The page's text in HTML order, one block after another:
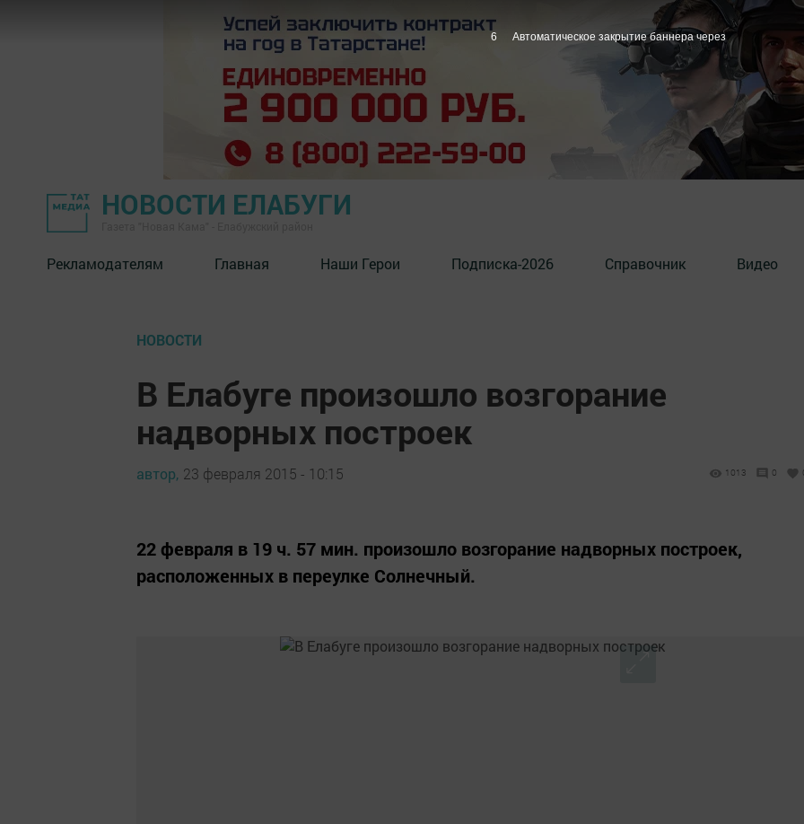
НОВОСТИ ЕЛАБУГИ
Рекламодателям Главная Наши Герои Подписка-2026 Справочник Видео
НОВОСТИ
В Елабуге произошло возгорание
надворных построек
автор, 23 февраля 2015 - 10:15 1013 0
22 февраля в 19 ч. 57 мин. произошло возгорание надворных построек,
расположенных в переулке Солнечный.
5 Автоматическое закрытие баннера через